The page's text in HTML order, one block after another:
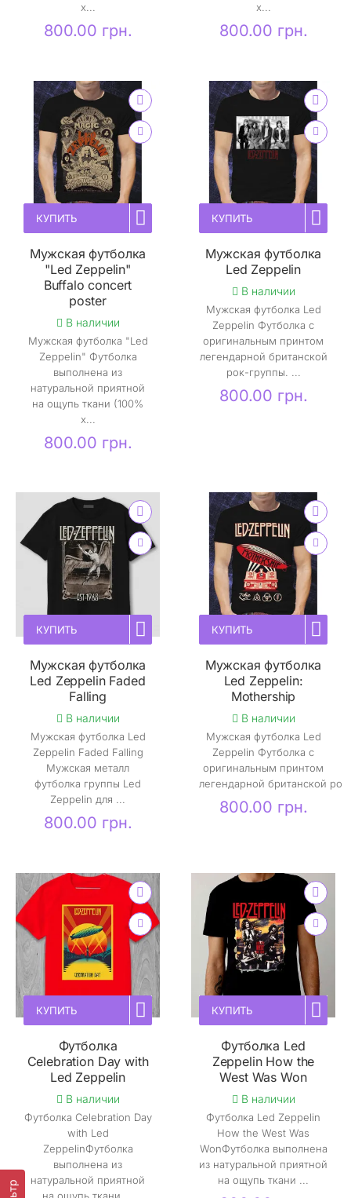
х...
800.00 грн.
х...
800.00 грн.
КУПИТЬ
Мужская футболка
"Led Zeppelin"
Buffalo concert
poster
В наличии
Мужская футболка "Led
Zeppelin" Футболка
выполнена из
натуральной приятной
на ощупь ткани (100%
х...
800.00 грн.
КУПИТЬ
Мужская футболка
Led Zeppelin
В наличии
Мужская футболка Led
Zeppelin Футболка с
оригинальным принтом
легендарной британской
рок-группы. ...
800.00 грн.
КУПИТЬ
Мужская футболка
Led Zeppelin Faded
Falling
В наличии
Мужская футболка Led
Zeppelin Faded Falling
Мужская металл
футболка группы Led
Zeppelin для ...
800.00 грн.
КУПИТЬ
Мужская футболка
Led Zeppelin:
Mothership
В наличии
Мужская футболка Led
Zeppelin Футболка с
оригинальным принтом
легендарной британской ро...
800.00 грн.
КУПИТЬ
Футболка
Celebration Day with
Led Zeppelin
В наличии
Футболка Celebration Day
with Led
ZeppelinФутболка
выполнена из
натуральной приятной
на ощупь ткани ...
КУПИТЬ
Футболка Led
Zeppelin How the
West Was Won
В наличии
Футболка Led Zeppelin
How the West Was
WonФутболка выполнена
из натуральной приятной
на ощупь ткани ...